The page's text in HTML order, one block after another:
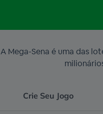
A Mega-Sena é uma das
Crie Seu Jogo